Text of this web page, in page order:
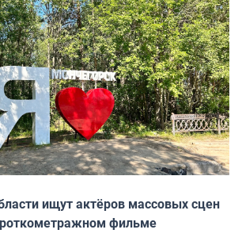
ищут актёров массовых сцен
фильме